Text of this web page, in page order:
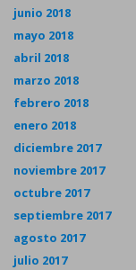
junio 2018
mayo 2018
abril 2018
marzo 2018
febrero 2018
enero 2018
diciembre 2017
noviembre 2017
octubre 2017
septiembre 2017
agosto 2017
julio 2017